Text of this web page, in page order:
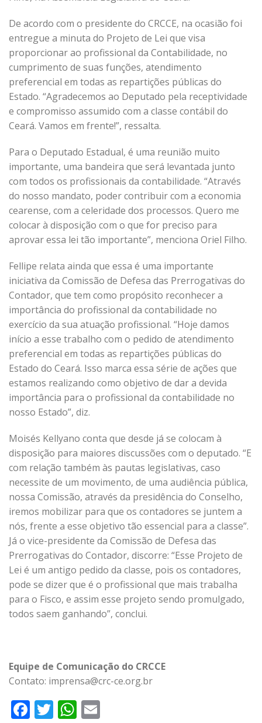
De acordo com o presidente do CRCCE, na ocasião foi
entregue a minuta do Projeto de Lei que visa
proporcionar ao profissional da Contabilidade, no
cumprimento de suas funções, atendimento
preferencial em todas as repartições públicas do
Estado. “Agradecemos ao Deputado pela receptividade
e compromisso assumido com a classe contábil do
Ceará. Vamos em frente!”, ressalta.
Para o Deputado Estadual, é uma reunião muito
importante, uma bandeira que será levantada junto
com todos os profissionais da contabilidade. “Através
do nosso mandato, poder contribuir com a economia
cearense, com a celeridade dos processos. Quero me
colocar à disposição com o que for preciso para
aprovar essa lei tão importante”, menciona Oriel Filho.
Fellipe relata ainda que essa é uma importante
iniciativa da Comissão de Defesa das Prerrogativas do
Contador, que tem como propósito reconhecer a
importância do profissional da contabilidade no
exercício da sua atuação profissional. “Hoje damos
início a esse trabalho com o pedido de atendimento
preferencial em todas as repartições públicas do
Estado do Ceará. Isso marca essa série de ações que
estamos realizando como objetivo de dar a devida
importância para o profissional da contabilidade no
nosso Estado”, diz.
Moisés Kellyano conta que desde já se colocam à
disposição para maiores discussões com o deputado. “E
com relação também às pautas legislativas, caso
necessite de um movimento, de uma audiência pública,
nossa Comissão, através da presidência do Conselho,
iremos mobilizar para que os contadores se juntem a
nós, frente a esse objetivo tão essencial para a classe”.
Já o vice-presidente da Comissão de Defesa das
Prerrogativas do Contador, discorre: “Esse Projeto de
Lei é um antigo pedido da classe, pois os contadores,
pode se dizer que é o profissional que mais trabalha
para o Fisco, e assim esse projeto sendo promulgado,
todos saem ganhando”, conclui.
Equipe de Comunicação do CRCCE
Contato: imprensa@crc-ce.org.br
Facebook
TwitterWhatsApp